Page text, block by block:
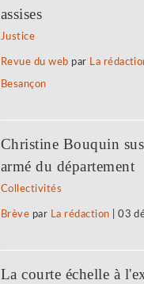
assises
Justice
Revue du web par La
Besançon
Christine Bouquin
armé du département
Collectivités
Brève par La rédaction |03
La courte échelle à